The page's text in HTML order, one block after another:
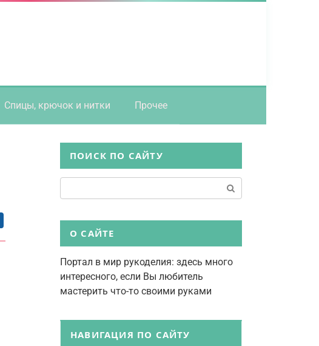
Спицы, крючок и нитки Прочее
ПОИСК ПО САЙТУ
О САЙТЕ
Портал в мир рукоделия: здесь много
интересного, если Вы любитель
мастерить что-то своими руками
НАВИГАЦИЯ ПО САЙТУ